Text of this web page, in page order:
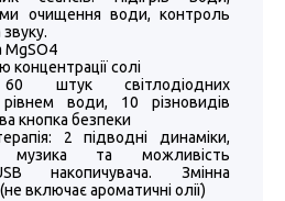
очищення води, контроль
MgSO4
концентрації солі
60 штук світлодіодних
рівнем води, 10 різновидів
кнопка безпеки
2 підводні динаміки,
музика та можливість
накопичувача. Змінна
включає ароматичні олії)